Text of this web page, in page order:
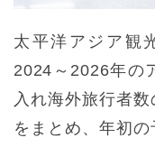
太平洋アジア観
2024～2026年の
入れ海外旅行者
をまとめ、年初